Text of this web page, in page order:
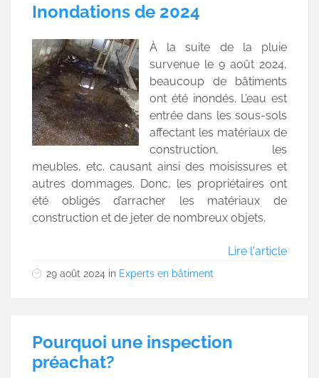
Inondations de 2024
À la suite de la pluie
survenue le 9 août 2024,
beaucoup de bâtiments
ont été inondés. L’eau est
entrée dans les sous-sols
affectant les matériaux de
construction, les
meubles, etc. causant ainsi des moisissures et
autres dommages. Donc, les propriétaires ont
été obligés d’arracher les matériaux de
construction et de jeter de nombreux objets.
Lire l'article
29 août 2024 in Experts en bâtiment
Pourquoi une inspection
préachat?